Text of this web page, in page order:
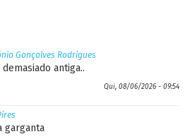
Gonçalves Rodrigues
antiga..
Qui, 08/06/2026 - 09:54
garganta